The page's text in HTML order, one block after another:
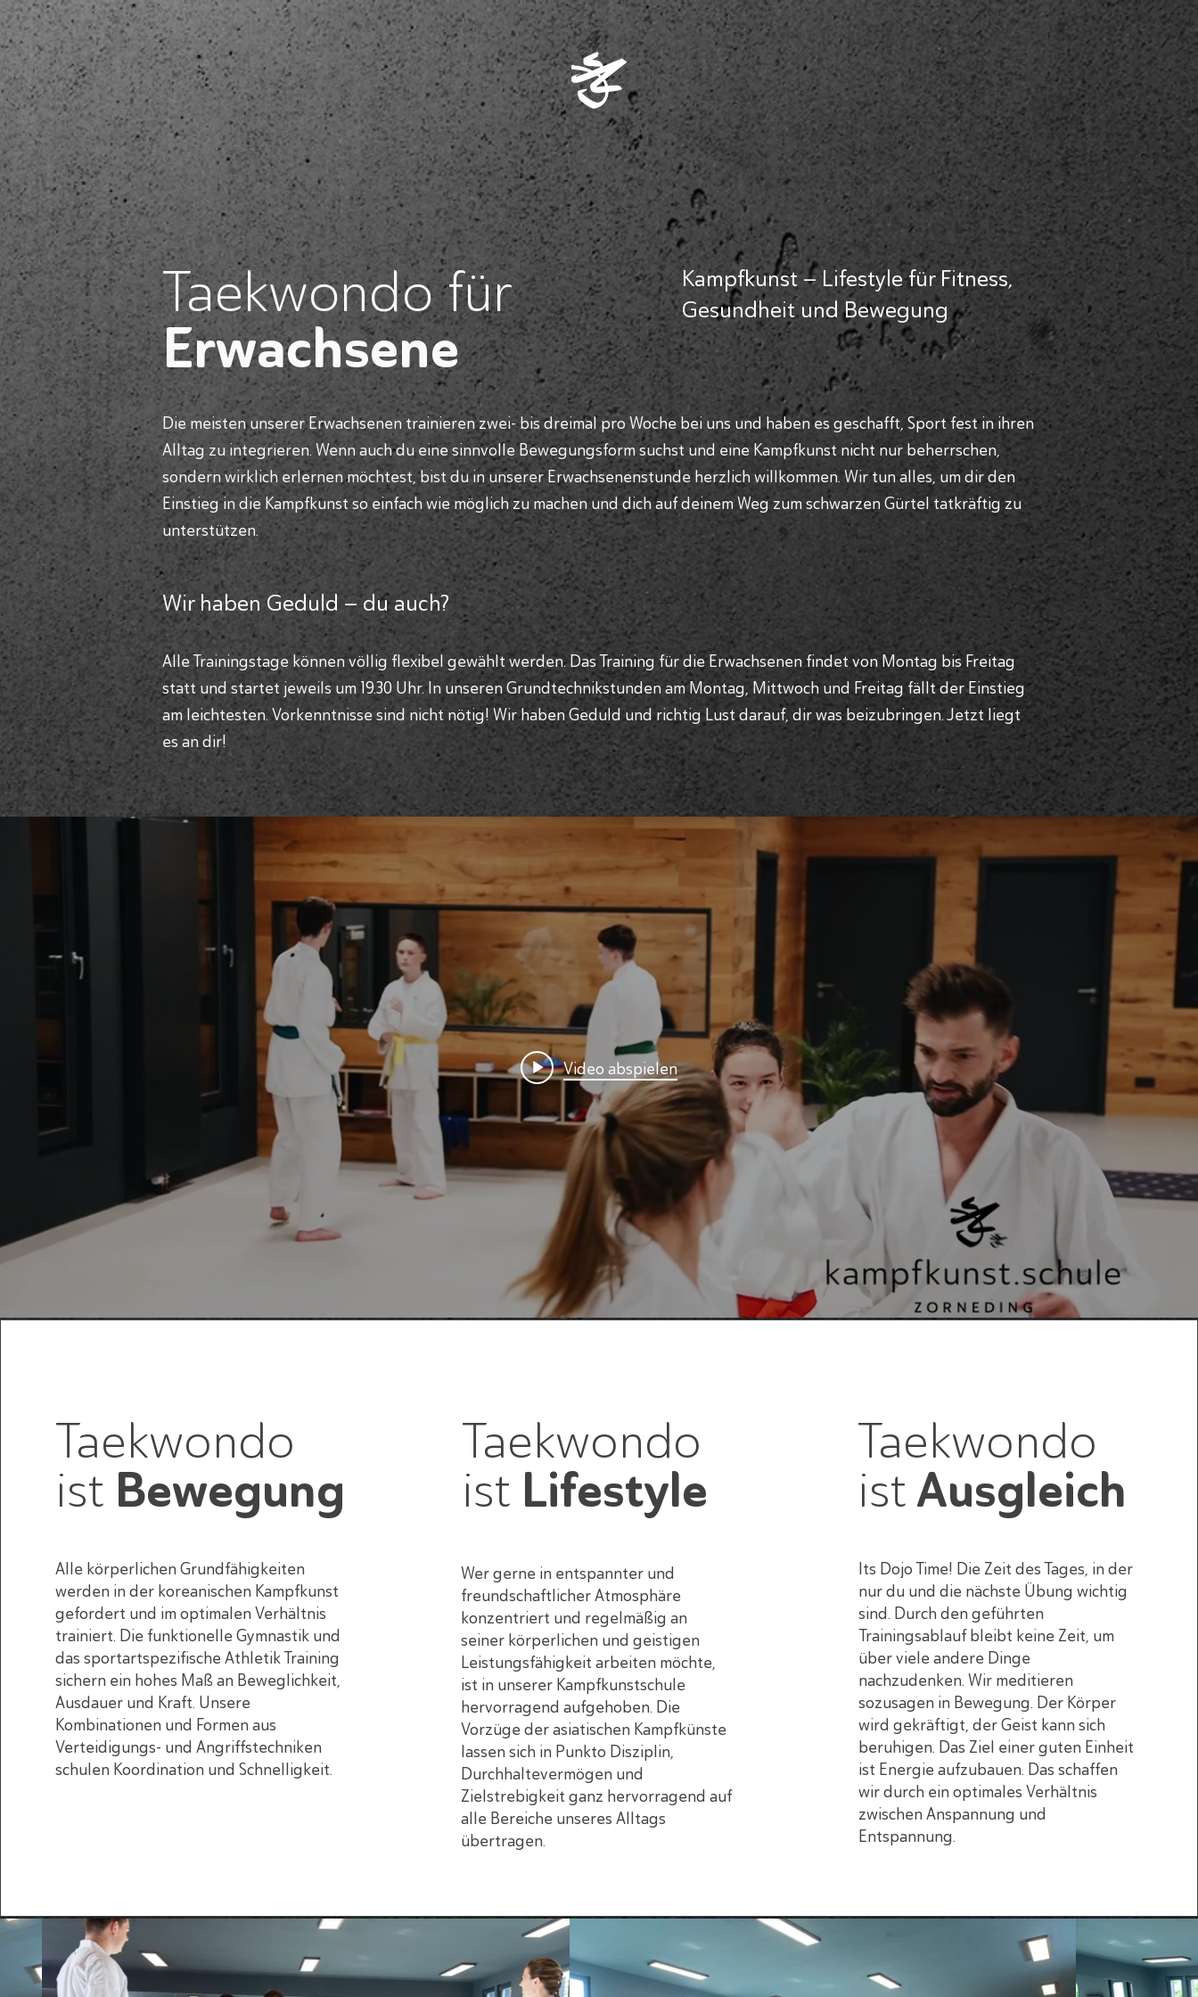
PROBETRAINING BUCHEN
Taekwondo für
Erwachsene
Kampfkunst – Lifestyle für Fitness,
Gesundheit und Bewegung
Die meisten unserer Erwachsenen trainieren zwei- bis dreimal pro Woche bei uns und haben es geschafft, Sport fest in ihren
Alltag zu integrieren. Wenn auch du eine sinnvolle Bewegungsform suchst und eine Kampfkunst nicht nur beherrschen,
sondern wirklich erlernen möchtest, bist du in unserer Erwachsenenstunde herzlich willkommen. Wir tun alles, um dir den
Einstieg in die Kampfkunst so einfach wie möglich zu machen und dich auf deinem Weg zum schwarzen Gürtel tatkräftig zu
unterstützen.
Wir haben Geduld – du auch?
Alle Trainingstage können völlig flexibel gewählt werden. Das Training für die Erwachsenen findet von Montag bis Freitag
statt und startet jeweils um 19.30 Uhr. In unseren Grundtechnikstunden am Montag, Mittwoch und Freitag fällt der Einstieg
am leichtesten. Vorkenntnisse sind nicht nötig! Wir haben Geduld und richtig Lust darauf, dir was beizubringen. Jetzt liegt
es an dir!
Video abspielen
Taekwondo
ist Bewegung
Alle körperlichen Grundfähigkeiten
werden in der koreanischen Kampfkunst
gefordert und im optimalen Verhältnis
trainiert. Die funktionelle Gymnastik und
das sportartspezifische Athletik Training
sichern ein hohes Maß an Beweglichkeit,
Ausdauer und Kraft. Unsere
Kombinationen und Formen aus
Verteidigungs- und Angriffstechniken
schulen Koordination und Schnelligkeit.
Taekwondo
ist Lifestyle
Wer gerne in entspannter und
freundschaftlicher Atmosphäre
konzentriert und regelmäßig an
seiner körperlichen und geistigen
Leistungsfähigkeit arbeiten möchte,
ist in unserer Kampfkunstschule
hervorragend aufgehoben. Die
Vorzüge der asiatischen Kampfkünste
lassen sich in Punkto Disziplin,
Durchhaltevermögen und
Zielstrebigkeit ganz hervorragend auf
alle Bereiche unseres Alltags
übertragen.
Taekwondo
istAusgleich
Its Dojo Time! Die Zeit des Tages, in der
nur du und die nächste Übung wichtig
sind. Durch den geführten
Trainingsablauf bleibt keine Zeit, um
über viele andere Dinge
nachzudenken. Wir meditieren
sozusagen in Bewegung. Der Körper
wird gekräftigt, der Geist kann sich
beruhigen. Das Ziel einer guten Einheit
ist Energie aufzubauen. Das schaffen
wir durch ein optimales Verhältnis
zwischen Anspannung und
Entspannung.